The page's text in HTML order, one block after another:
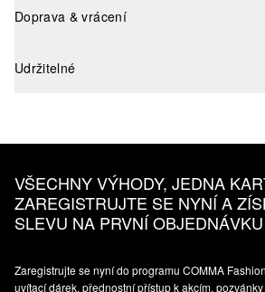
Doprava & vrácení
Udržitelné
VŠECHNY VÝHODY, JEDNA
ZAREGISTRUJTE SE NYNÍ A
SLEVU NA PRVNÍ OBJEDNÁVKU
Zaregistrujte se nyní do programu COMMA
uvítací dárek, přednostní přístup k akcím,